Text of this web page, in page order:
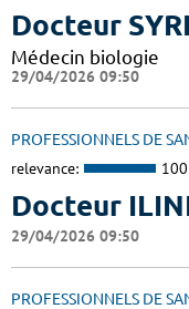
Docteur
Médecin biologie
29/04/2026 09:50
PROFESSIONNELS DE
relevance:
Docteur
29/04/2026 09:50
PROFESSIONNELS DE